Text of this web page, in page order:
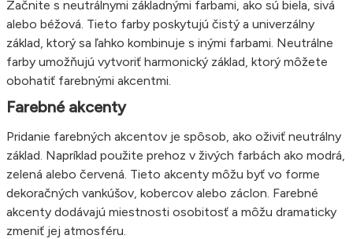
Začnite s neutrálnymi základnými farbami, ako sú biela, sivá
alebo béžová. Tieto farby poskytujú čistý a univerzálny
základ, ktorý sa ľahko kombinuje s inými farbami. Neutrálne
farby umožňujú vytvoriť harmonický základ, ktorý môžete
obohatiť farebnými akcentmi.
Farebné akcenty
Pridanie farebných akcentov je spôsob, ako oživiť neutrálny
základ. Napríklad použite prehoz v živých farbách ako modrá,
zelená alebo červená. Tieto akcenty môžu byť vo forme
dekoračných vankúšov, kobercov alebo záclon. Farebné
akcenty dodávajú miestnosti osobitosť a môžu dramaticky
zmeniť jej atmosféru.